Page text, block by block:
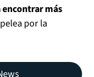
encontrar más
por la